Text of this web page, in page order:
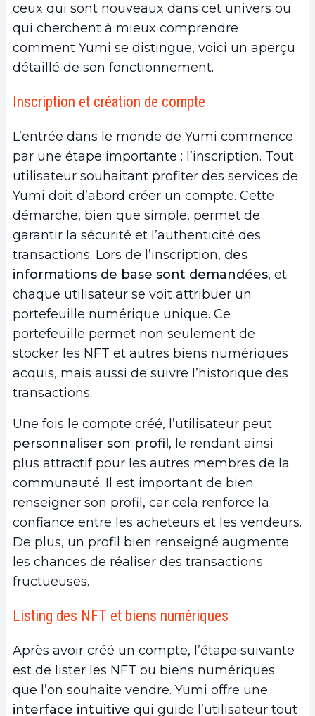
ceux qui sont nouveaux dans cet univers ou
qui cherchent à mieux comprendre
comment Yumi se distingue, voici un aperçu
détaillé de son fonctionnement.
Inscription et création de compte
L’entrée dans le monde de Yumi commence
par une étape importante : l’inscription. Tout
utilisateur souhaitant profiter des services de
Yumi doit d’abord créer un compte. Cette
démarche, bien que simple, permet de
garantir la sécurité et l’authenticité des
transactions. Lors de l’inscription, des
informations de base sont demandées, et
chaque utilisateur se voit attribuer un
portefeuille numérique unique. Ce
portefeuille permet non seulement de
stocker les NFT et autres biens numériques
acquis, mais aussi de suivre l’historique des
transactions.
Une fois le compte créé, l’utilisateur peut
personnaliser son profil , le rendant ainsi
plus attractif pour les autres membres de la
communauté. Il est important de bien
renseigner son profil, car cela renforce la
confiance entre les acheteurs et les vendeurs.
De plus, un profil bien renseigné augmente
les chances de réaliser des transactions
fructueuses.
Listing des NFT et biens numériques
Après avoir créé un compte, l’étape suivante
est de lister les NFT ou biens numériques
que l’on souhaite vendre. Yumi offre une
interface intuitive qui guide l’utilisateur tout